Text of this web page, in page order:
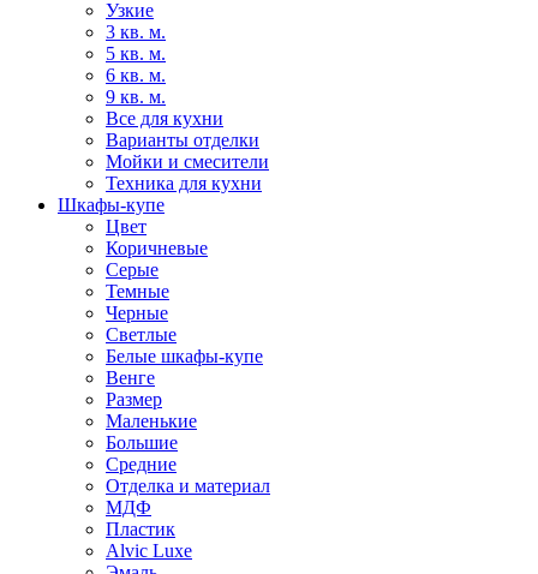
Узкие
3 кв. м.
5 кв. м.
6 кв. м.
9 кв. м.
Все для кухни
Варианты отделки
Мойки и смесители
Техника для кухни
Шкафы-купе
Цвет
Коричневые
Серые
Темные
Черные
Светлые
Белые шкафы-купе
Венге
Размер
Маленькие
Большие
Средние
Отделка и материал
МДФ
Пластик
Alvic Luxe